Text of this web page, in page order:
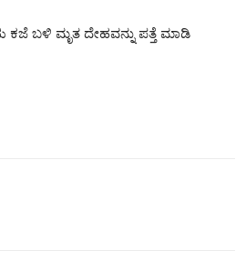
ಬಳಿ ಮೃತ ದೇಹವನ್ನು ಪತ್ತೆ ಮಾಡಿ